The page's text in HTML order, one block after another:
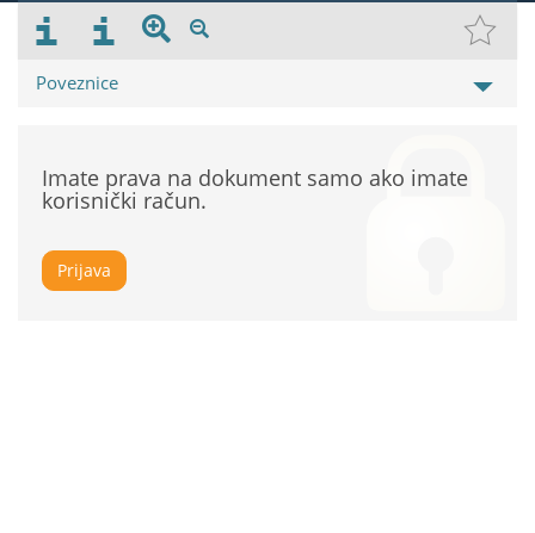
Poveznice
Imate prava na dokument samo ako imate
korisnički račun.
Prijava